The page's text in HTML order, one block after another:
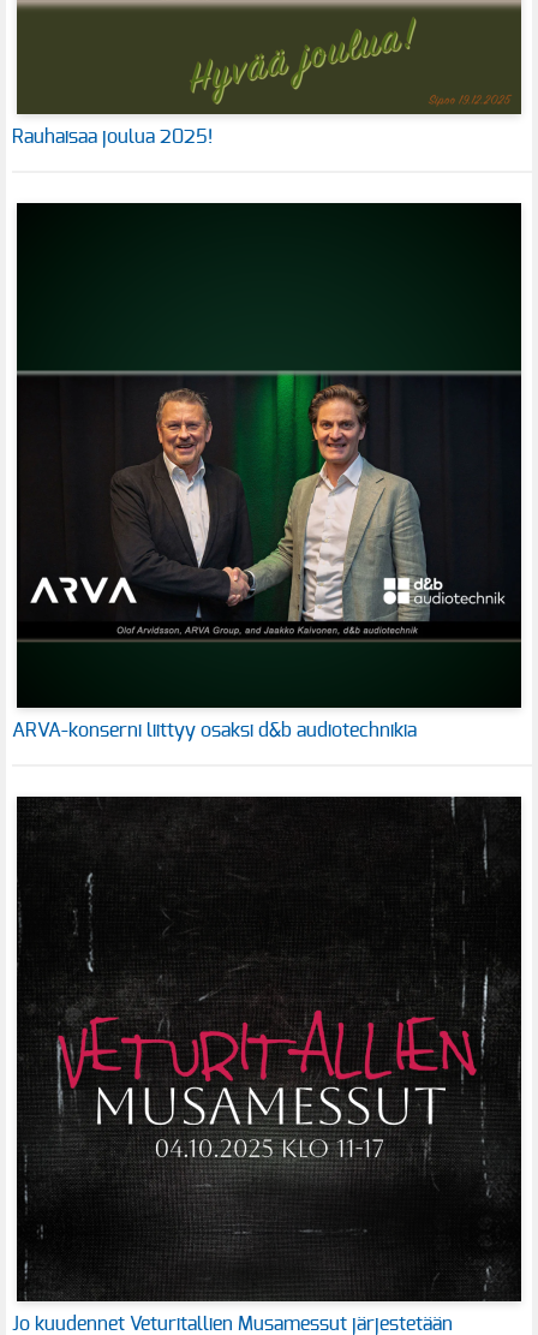
Rauhaisaa joulua 2025!
ARVA-konserni liittyy osaksi d&b audiotechnikia
Jo kuudennet Veturitallien Musamessut järjestetään